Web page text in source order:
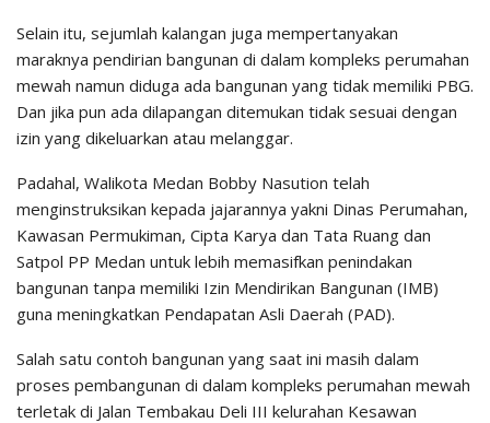
Selain itu, sejumlah kalangan juga mempertanyakan
maraknya pendirian bangunan di dalam kompleks perumahan
mewah namun diduga ada bangunan yang tidak memiliki PBG.
Dan jika pun ada dilapangan ditemukan tidak sesuai dengan
izin yang dikeluarkan atau melanggar.
Padahal, Walikota Medan Bobby Nasution telah
menginstruksikan kepada jajarannya yakni Dinas Perumahan,
Kawasan Permukiman, Cipta Karya dan Tata Ruang dan
Satpol PP Medan untuk lebih memasifkan penindakan
bangunan tanpa memiliki Izin Mendirikan Bangunan (IMB)
guna meningkatkan Pendapatan Asli Daerah (PAD).
Salah satu contoh bangunan yang saat ini masih dalam
proses pembangunan di dalam kompleks perumahan mewah
terletak di Jalan Tembakau Deli III kelurahan Kesawan